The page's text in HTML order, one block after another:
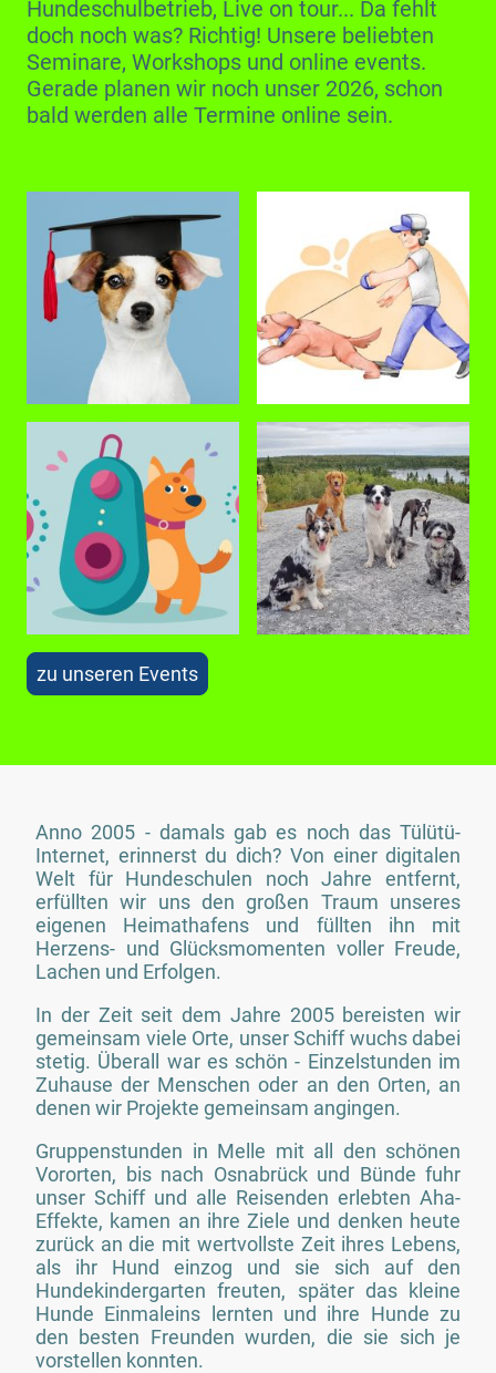
Hundeschulbetrieb, Live on tour... Da fehlt
doch noch was? Richtig! Unsere beliebten
Seminare, Workshops und online events.
Gerade planen wir noch unser 2026, schon
bald werden alle Termine online sein.
zu unseren Events
Anno 2005 - damals gab es noch das Tülütü-
Internet, erinnerst du dich? Von einer digitalen
Welt für Hundeschulen noch Jahre entfernt,
erfüllten wir uns den großen Traum unseres
eigenen Heimathafens und füllten ihn mit
Herzens- und Glücksmomenten voller Freude,
Lachen und Erfolgen.
In der Zeit seit dem Jahre 2005 bereisten wir
gemeinsam viele Orte, unser Schiff wuchs dabei
stetig. Überall war es schön - Einzelstunden im
Zuhause der Menschen oder an den Orten, an
denen wir Projekte gemeinsam angingen.
Gruppenstunden in Melle mit all den schönen
Vororten, bis nach Osnabrück und Bünde fuhr
unser Schiff und alle Reisenden erlebten Aha-
Effekte, kamen an ihre Ziele und denken heute
zurück an die mit wertvollste Zeit ihres Lebens,
als ihr Hund einzog und sie sich auf den
Hundekindergarten freuten, später das kleine
Hunde Einmaleins lernten und ihre Hunde zu
den besten Freunden wurden, die sie sich je
vorstellen konnten.